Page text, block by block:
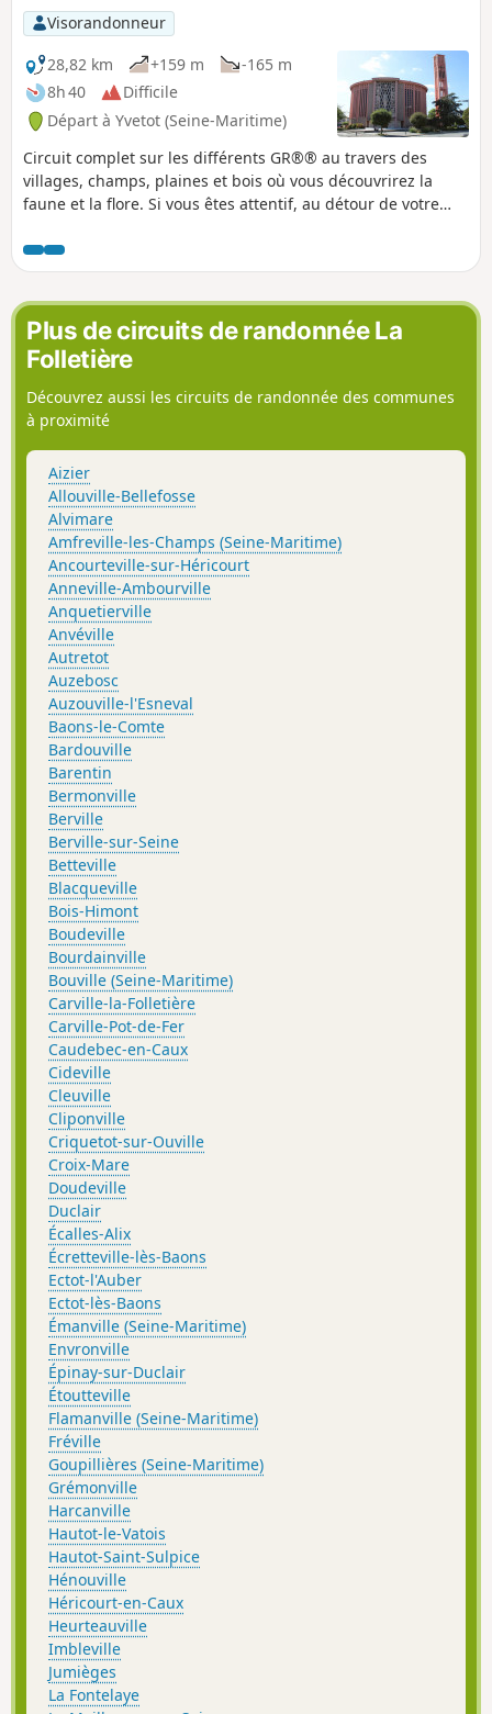
Visorandonneur
28,82 km
+159 m
-165 m
8h 40
Difficile
Départ à Yvetot (Seine-Maritime)
Circuit complet sur les différents GR®® au travers des
villages, champs, plaines et bois où vous découvrirez la
faune et la flore. Si vous êtes attentif, au détour de votre
lièvres, perdrix et chevreuils.
Plus de circuits de randonnée La
Folletière
Découvrez aussi les circuits de randonnée des communes
à proximité
Aizier
Allouville-Bellefosse
Alvimare
Amfreville-les-Champs (Seine-Maritime)
Ancourteville-sur-Héricourt
Anneville-Ambourville
Anquetierville
Anvéville
Autretot
Auzebosc
Auzouville-l'Esneval
Baons-le-Comte
Bardouville
Barentin
Bermonville
Berville
Berville-sur-Seine
Betteville
Blacqueville
Bois-Himont
Boudeville
Bourdainville
Bouville (Seine-Maritime)
Carville-la-Folletière
Carville-Pot-de-Fer
Caudebec-en-Caux
Cideville
Cleuville
Cliponville
Criquetot-sur-Ouville
Croix-Mare
Doudeville
Duclair
Écalles-Alix
Écretteville-lès-Baons
Ectot-l'Auber
Ectot-lès-Baons
Émanville (Seine-Maritime)
Envronville
Épinay-sur-Duclair
Étoutteville
Flamanville (Seine-Maritime)
Fréville
Goupillières (Seine-Maritime)
Grémonville
Harcanville
Hautot-le-Vatois
Hautot-Saint-Sulpice
Hénouville
Héricourt-en-Caux
Heurteauville
Imbleville
Jumièges
La Fontelaye